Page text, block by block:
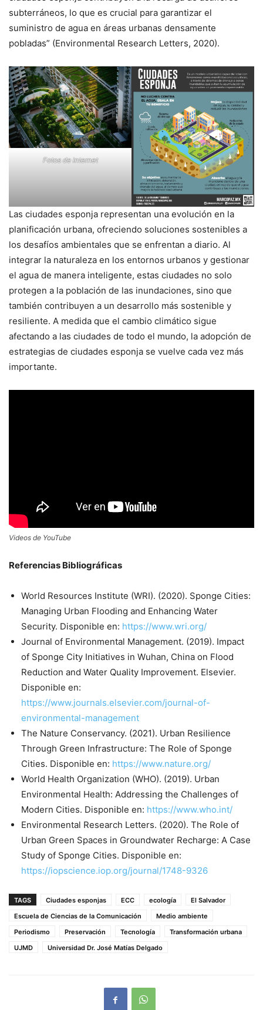
subterráneos, lo que es crucial para garantizar el
suministro de agua en áreas urbanas densamente
pobladas” (Environmental Research Letters, 2020).
Fotos de internet
Las ciudades esponja representan una evolución en la
planificación urbana, ofreciendo soluciones sostenibles a
los desafíos ambientales que se enfrentan a diario. Al
integrar la naturaleza en los entornos urbanos y gestionar
el agua de manera inteligente, estas ciudades no solo
protegen a la población de las inundaciones, sino que
también contribuyen a un desarrollo más sostenible y
resiliente. A medida que el cambio climático sigue
afectando a las ciudades de todo el mundo, la adopción de
estrategias de ciudades esponja se vuelve cada vez más
importante.
Videos de YouTube
Referencias Bibliográficas
World Resources Institute (WRI). (2020). Sponge Cities:
Managing Urban Flooding and Enhancing Water
Security. Disponible en: https://www.wri.org/
Journal of Environmental Management. (2019). Impact
of Sponge City Initiatives in Wuhan, China on Flood
Reduction and Water Quality Improvement. Elsevier.
Disponible en:
https://www.journals.elsevier.com/journal-of-
environmental-management
The Nature Conservancy. (2021). Urban Resilience
Through Green Infrastructure: The Role of Sponge
Cities. Disponible en: https://www.nature.org/
World Health Organization (WHO). (2019). Urban
Environmental Health: Addressing the Challenges of
Modern Cities. Disponible en: https://www.who.int/
Environmental Research Letters. (2020). The Role of
Urban Green Spaces in Groundwater Recharge: A Case
Study of Sponge Cities. Disponible en:
https://iopscience.iop.org/journal/1748-9326
TAGS Ciudades esponjas ECC ecología
El Salvador
Escuela de Ciencias de la Comunicación
Medio ambiente
Periodismo
Preservación Tecnología
Transformación urbana
UJMD
Universidad Dr. José Matías Delgado